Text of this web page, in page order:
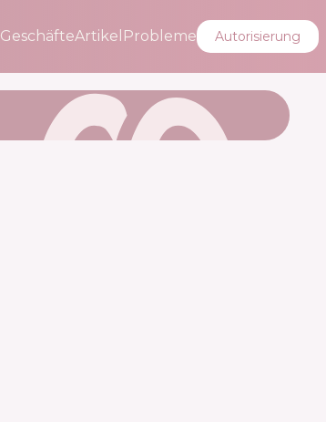
GeschäfteArtikel Probleme Autorisierung